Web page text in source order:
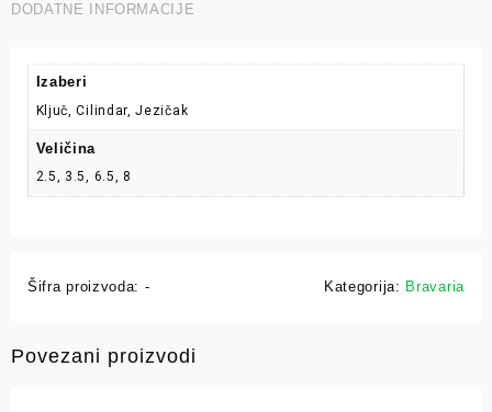
DODATNE INFORMACIJE
Izaberi
Ključ, Cilindar, Jezičak
Veličina
2.5, 3.5, 6.5, 8
Šifra proizvoda: - Kategorija: Bravaria
Povezani proizvodi